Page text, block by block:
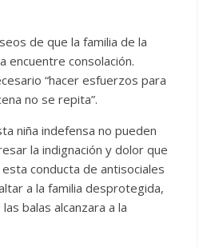
de que la familia de la
encuentre consolación.
“hacer esfuerzos para
no se repita”.
niña indefensa no pueden
la indignación y dolor que
conducta de antisociales
a la familia desprotegida,
balas alcanzara a la